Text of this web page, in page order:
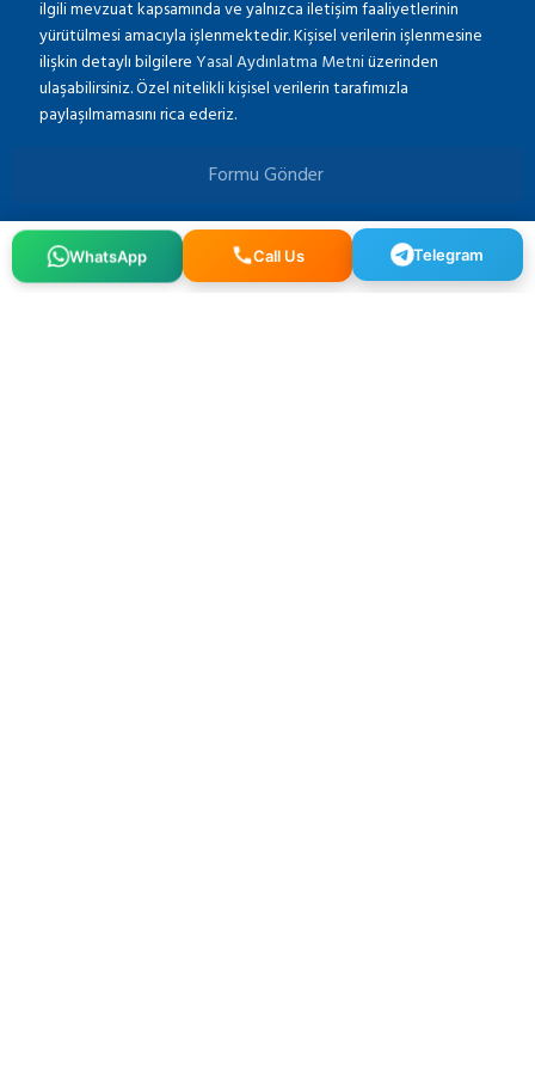
WhatsApp Call Us Telegram
ilgili mevzuat kapsamında ve yalnızca iletişim faaliyetlerinin
yürütülmesi amacıyla işlenmektedir. Kişisel verilerin işlenmesine
ilişkin detaylı bilgilereYasal Aydınlatma Metniüzerinden
ulaşabilirsiniz. Özel nitelikli kişisel verilerin tarafımızla
paylaşılmamasını rica ederiz.
Formu Gönder